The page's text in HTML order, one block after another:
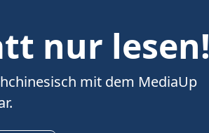
nur lesen!
mit dem MediaUp